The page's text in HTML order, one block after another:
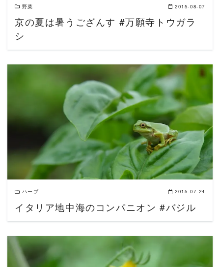
野菜 2015-08-07
京の夏は暑うござんす #万願寺トウガラ
シ
READ MORE
ハーブ 2015-07-24
イタリア地中海のコンパニオン #バジル